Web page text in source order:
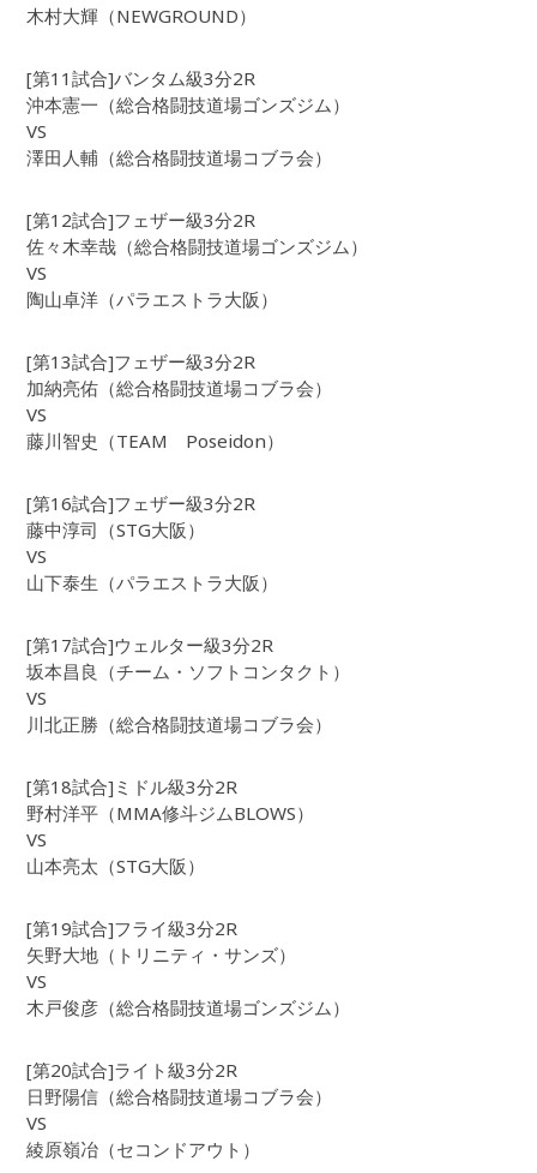
木村大輝（NEWGROUND）
[第11試合]バンタム級3分2R
沖本憲一（総合格闘技道場ゴンズジム）
VS
澤田人輔（総合格闘技道場コブラ会）
[第12試合]フェザー級3分2R
佐々木幸哉（総合格闘技道場ゴンズジム）
VS
陶山卓洋（パラエストラ大阪）
[第13試合]フェザー級3分2R
加納亮佑（総合格闘技道場コブラ会）
VS
藤川智史（TEAM Poseidon）
[第16試合]フェザー級3分2R
藤中淳司（STG大阪）
VS
山下泰生（パラエストラ大阪）
[第17試合]ウェルター級3分2R
坂本昌良（チーム・ソフトコンタクト）
VS
川北正勝（総合格闘技道場コブラ会）
[第18試合]ミドル級3分2R
野村洋平（MMA修斗ジムBLOWS）
VS
山本亮太（STG大阪）
[第19試合]フライ級3分2R
矢野大地（トリニティ・サンズ）
VS
木戸俊彦（総合格闘技道場ゴンズジム）
[第20試合]ライト級3分2R
日野陽信（総合格闘技道場コブラ会）
VS
綾原嶺冶（セコンドアウト）